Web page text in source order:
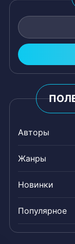
Авторы
Жанры
Новинки
Популярное